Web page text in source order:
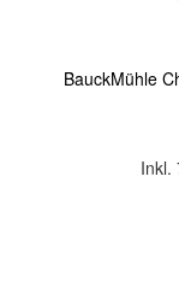
BauckMühle
Inkl.